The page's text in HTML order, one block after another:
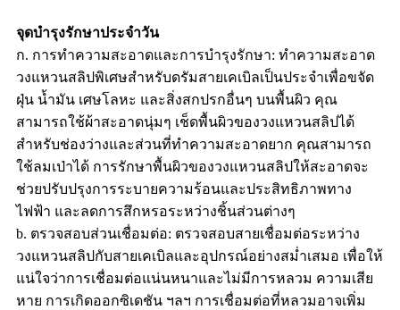
จุดบำรุงรักษาประจำวัน
ก. การทำความสะอาดและการบำรุงรักษา: ทำความสะอาด
วงแหวนสลิปพิเศษสำหรับดรัมสายเคเบิลเป็นประจำเพื่อขจัด
ฝุ่น น้ำมัน เศษโลหะ และสิ่งสกปรกอื่นๆ บนพื้นผิว คุณ
สามารถใช้ผ้าสะอาดนุ่มๆ เช็ดพื้นผิวของวงแหวนสลิปได้
สำหรับช่องว่างและส่วนที่ทำความสะอาดยาก คุณสามารถ
ใช้ลมเป่าได้ การรักษาพื้นผิวของวงแหวนสลิปให้สะอาดจะ
ช่วยปรับปรุงการระบายความร้อนและประสิทธิภาพทาง
ไฟฟ้า และลดการสึกหรอระหว่างชิ้นส่วนต่างๆ
b. ตรวจสอบส่วนเชื่อมต่อ: ตรวจสอบสายเชื่อมต่อระหว่าง
วงแหวนสลิปกับสายเคเบิลและอุปกรณ์อย่างสม่ำเสมอ เพื่อให้
แน่ใจว่าการเชื่อมต่อแน่นหนาและไม่มีการหลวม ความเสีย
หาย การเกิดออกซิเดชัน ฯลฯ การเชื่อมต่อที่หลวมอาจเพิ่ม